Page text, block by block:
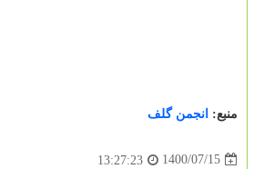
منبع: انجمن گلف
1400/07/15
13:27:23